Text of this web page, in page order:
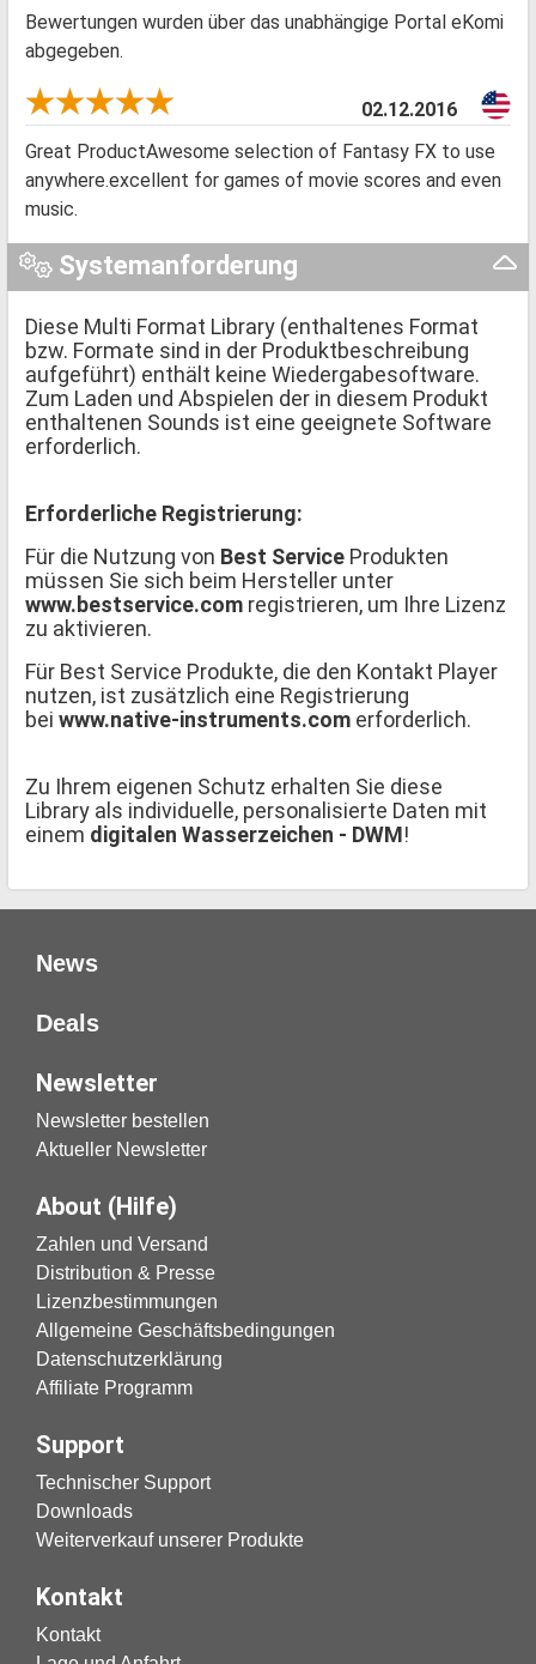
Bewertungen wurden über das unabhängige Portal eKomi
abgegeben.
02.12.2016
Great ProductAwesome selection of Fantasy FX to use
anywhere.excellent for games of movie scores and even
music.
Systemanforderung
Diese Multi Format Library (enthaltenes Format
bzw. Formate sind in der Produktbeschreibung
aufgeführt) enthält keine Wiedergabesoftware.
Zum Laden und Abspielen der in diesem Produkt
enthaltenen Sounds ist eine geeignete Software
erforderlich.
Erforderliche Registrierung:
Für die Nutzung von Best Service Produkten
müssen Sie sich beim Hersteller unter
www.bestservice.com registrieren, um Ihre Lizenz
zu aktivieren.
Für Best Service Produkte, die den Kontakt Player
nutzen, ist zusätzlich eine Registrierung
bei www.native-instruments.com erforderlich.
Zu Ihrem eigenen Schutz erhalten Sie diese
Library als individuelle, personalisierte Daten mit
einem digitalen Wasserzeichen - DWM!
News
Deals
Newsletter
Newsletter bestellen
Aktueller Newsletter
About (Hilfe)
Zahlen und Versand
Distribution & Presse
Lizenzbestimmungen
Allgemeine Geschäftsbedingungen
Datenschutzerklärung
Affiliate Programm
Support
Technischer Support
Downloads
Weiterverkauf unserer Produkte
Kontakt
Kontakt